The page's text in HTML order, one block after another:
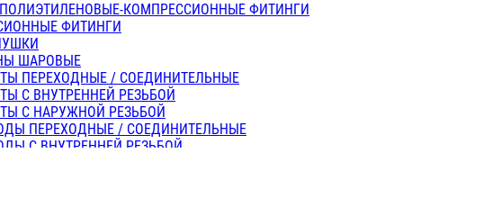
OASIS
КОМПРЕССИОННЫЕ ФИТИНГИ
ФИТИНГИ
ШАРОВЫЕ
ПЕРЕХОДНЫЕ / СОЕДИНИТЕЛЬНЫЕ
С ВНУТРЕННЕЙ РЕЗЬБОЙ
С НАРУЖНОЙ РЕЗЬБОЙ
ПЕРЕХОДНЫЕ / СОЕДИНИТЕЛЬНЫЕ
С ВНУТРЕННЕЙ РЕЗЬБОЙ
С НАРУЖНОЙ РЕЗЬБОЙ